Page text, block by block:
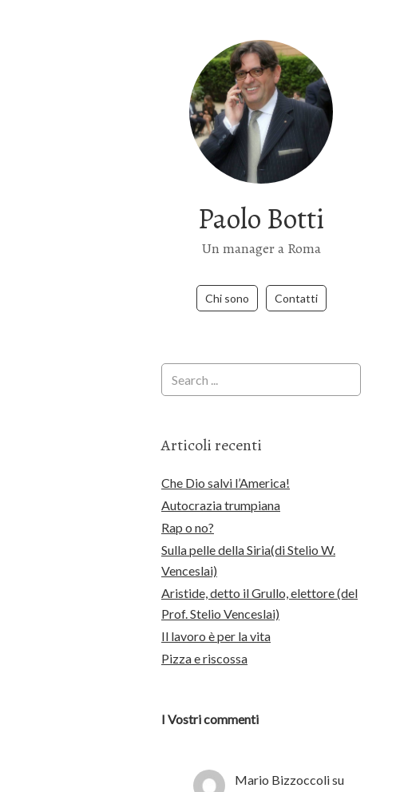
Paolo Botti
Un manager a Roma
Chi sono Contatti
Articoli recenti
Che Dio salvi l’America!
Autocrazia trumpiana
Rap o no?
Sulla pelle della Siria(di Stelio W.
Venceslai)
Aristide, detto il Grullo, elettore (del
Prof. Stelio Venceslai)
Il lavoro è per la vita
Pizza e riscossa
I Vostri commenti
Mario Bizzoccolisu